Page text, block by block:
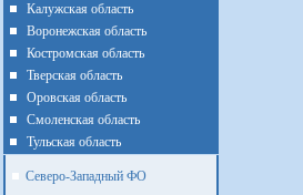
Калужская область
Воронежская область
Костромская область
Тверская область
Оровская область
Смоленская область
Тульская область
Северо-Западный ФО